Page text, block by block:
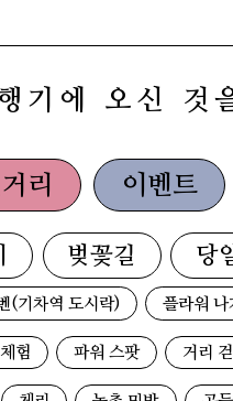
기에 오신 것
리 이벤트
벚꽃길 당
(기차역 도시락) 플라워 나
험 파워 스팟 거리 걷